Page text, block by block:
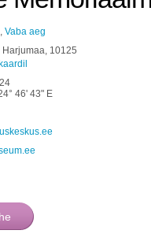
, Vaba aeg
10125
46' 43" E